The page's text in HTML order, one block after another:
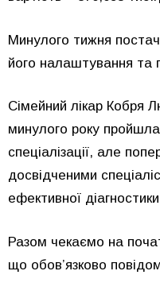
Минулого тижня
його налаштування та
Сімейний лікар Кобря
минулого року пройшла
спеціалізації, але
досвідченими
ефективної
Разом чекаємо на
що обов’язково